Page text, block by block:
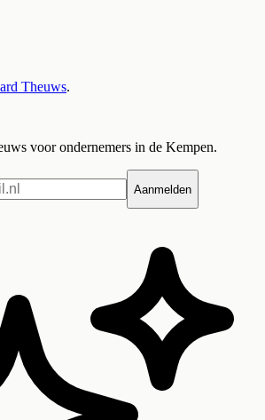
Theuws.
voor ondernemers in de Kempen.
Aanmelden